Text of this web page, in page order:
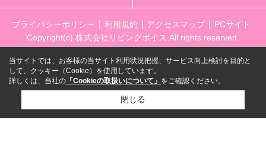
プライバシーポリシー 利用規約 アクセスマップ
PCサイト
Copyright(c) 株式会社リビングボイス All rights reserved.
当サイトでは、お客様の当サイト利用状況把握、サービス向上検討を目的と
して、クッキー（Cookie）を使用しています。
詳しくは、当社の 「Cookieの取扱いについて」 をご確認ください。
閉じる